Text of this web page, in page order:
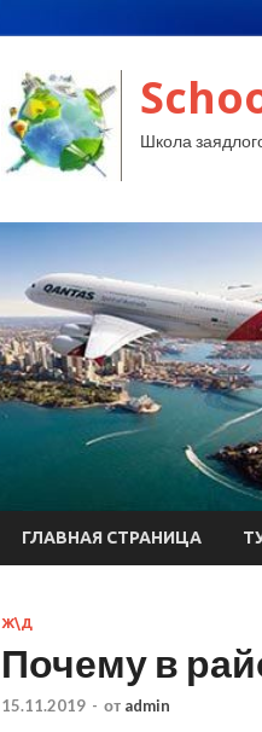
Школа
ГЛАВНАЯ СТРАНИЦА
Ж\Д
Почему в
15.11.2019 - от admin